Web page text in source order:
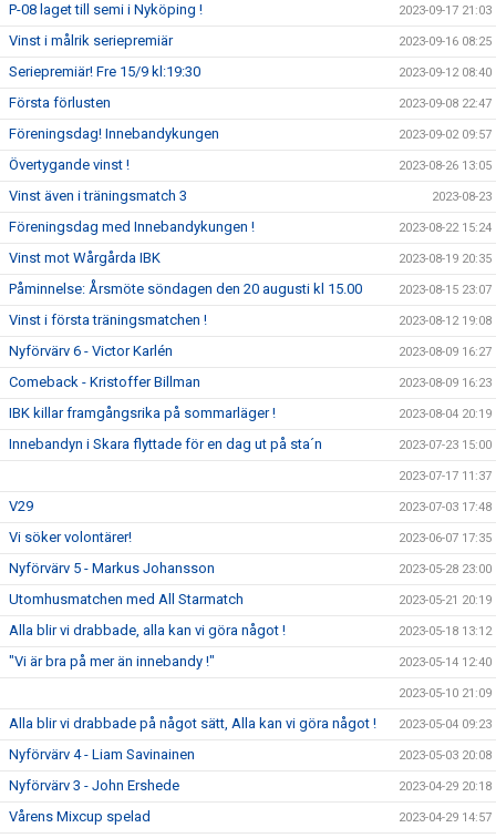
P-08 laget till semi i Nyköping ! 2023-09-17 21:03
Vinst i målrik seriepremiär 2023-09-16 08:25
Seriepremiär! Fre 15/9 kl:19:30 2023-09-12 08:40
Första förlusten 2023-09-08 22:47
Föreningsdag! Innebandykungen 2023-09-02 09:57
Övertygande vinst ! 2023-08-26 13:05
Vinst även i träningsmatch 3 2023-08-23
Föreningsdag med Innebandykungen ! 2023-08-22 15:24
Vinst mot Wårgårda IBK 2023-08-19 20:35
Påminnelse: Årsmöte söndagen den 20 augusti kl 15.00 2023-08-15 23:07
Vinst i första träningsmatchen ! 2023-08-12 19:08
Nyförvärv 6 - Victor Karlén 2023-08-09 16:27
Comeback - Kristoffer Billman 2023-08-09 16:23
IBK killar framgångsrika på sommarläger ! 2023-08-04 20:19
Innebandyn i Skara flyttade för en dag ut på sta´n 2023-07-23 15:00
2023-07-17 11:37
V29 2023-07-03 17:48
Vi söker volontärer! 2023-06-07 17:35
Nyförvärv 5 - Markus Johansson 2023-05-28 23:00
Utomhusmatchen med All Starmatch 2023-05-21 20:19
Alla blir vi drabbade, alla kan vi göra något ! 2023-05-18 13:12
"Vi är bra på mer än innebandy !" 2023-05-14 12:40
2023-05-10 21:09
Alla blir vi drabbade på något sätt, Alla kan vi göra något ! 2023-05-04 09:23
Nyförvärv 4 - Liam Savinainen 2023-05-03 20:08
Nyförvärv 3 - John Ershede 2023-04-29 20:18
Vårens Mixcup spelad 2023-04-29 14:57